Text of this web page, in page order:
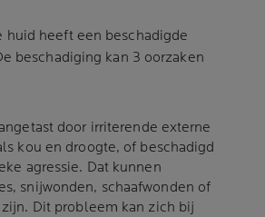
huid heeft een beschadigde
beschadiging kan 3 oorzaken
door irriterende externe
kou en droogte, of beschadigd
agressie. Dat kunnen
snijwonden, schaafwonden of
Dit probleem kan zich bij